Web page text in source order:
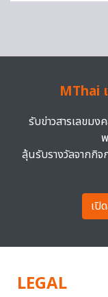
MThai
รับข่าวสารเลขมง
ลุ้นรับรางวัลจากกิ
เปิ
LEGAL